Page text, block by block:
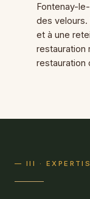
Fontenay-
des velours.
et à une
restauration
restauration
— III ·